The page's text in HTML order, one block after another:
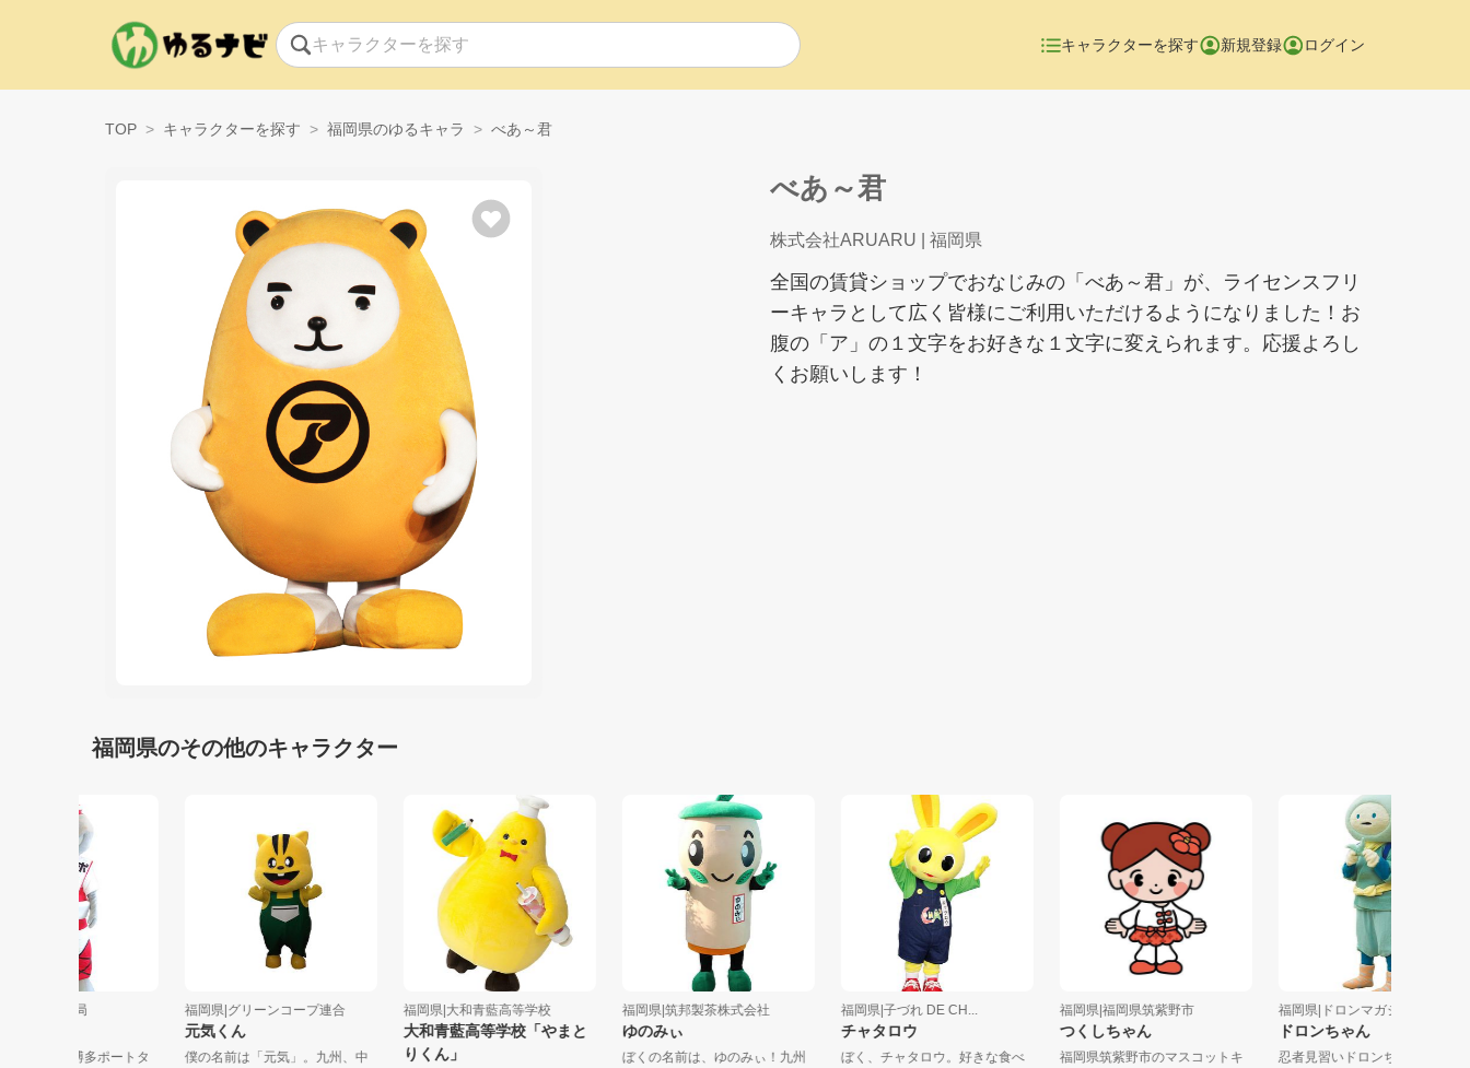
キャラクターを探す 新規登録 ログイン
TOP キャラクターを探す 福岡県のゆるキャラ べあ～君
べあ～君
株式会社ARUARU | 福岡県
全国の賃貸ショップでおなじみの「べあ～君」が、ライセンスフリ
ーキャラとして広く皆様にご利用いただけるようになりました！お
腹の「ア」の１文字をお好きな１文字に変えられます。応援よろし
くお願いします！
福岡県のその他のキャラクター
岡県|福岡市港湾局
多港にそびえる博多ポートタ
福岡県|グリーンコープ連合
元気くん
僕の名前は「元気」。九州、中
福岡県|大和青藍高等学校
大和青藍高等学校「やまと
りくん」
福岡県|筑邦製茶株式会社
ゆのみぃ
ぼくの名前は、ゆのみぃ！九州
福岡県|子づれ DE CH...
チャタロウ
ぼく、チャタロウ。好きな食べ
福岡県|福岡県筑紫野市
つくしちゃん
福岡県筑紫野市のマスコットキ
福岡県|ドロンマガジン
ドロンちゃん
忍者見習いドロンちゃん！